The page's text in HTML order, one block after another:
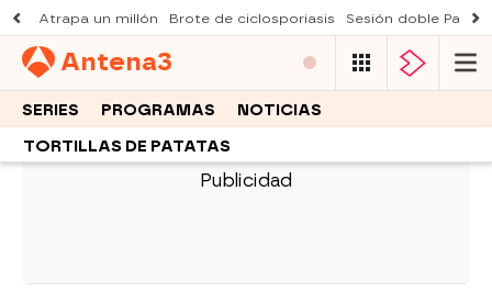
Atrapa un millón Brote de ciclosporiasis Sesión doble
Antena3
SERIES PROGRAMAS NOTICIAS
TORTILLAS DE PATATAS